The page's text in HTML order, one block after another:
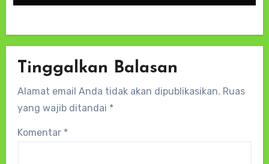
Tinggalkan Balasan
Alamat email Anda tidak akan dipublikasikan. Ruas
yang wajib ditandai *
Komentar *